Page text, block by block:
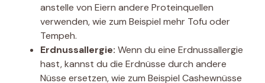
anstelle von Eiern andere Proteinquellen
verwenden, wie zum Beispiel mehr Tofu oder
Tempeh.
Erdnussallergie: Wenn du eine Erdnussallergie
hast, kannst du die Erdnüsse durch andere
Nüsse ersetzen, wie zum Beispiel Cashewnüsse